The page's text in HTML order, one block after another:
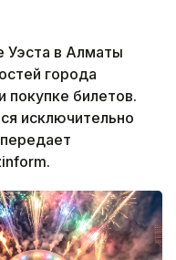
Уэста в Алматы
города
покупке билетов.
исключительно